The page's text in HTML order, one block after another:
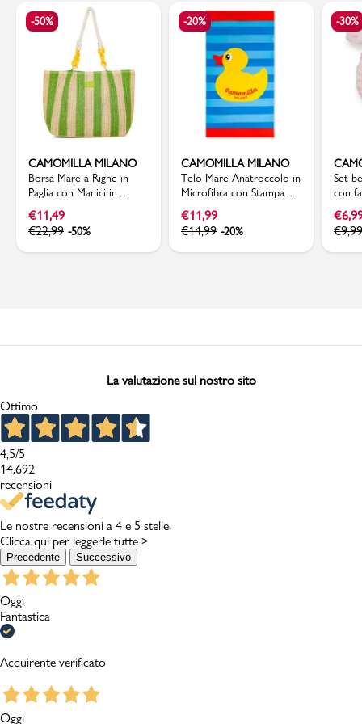
-50%
CAMOMILLA MILANO
Borsa Mare a Righe in
Paglia con Manici in
Corda e Catena Colorata
Camomilla Milano
€11,49
€22,99 -50%
-20%
CAMOMILLA MILANO
Telo Mare Anatroccolo in
Microfibra con Stampa
Colorata e Righe Blu
Camomilla Milano
€11,99
€14,99 -20%
-30%
Set
con
€
€
La valutazione sul nostro sito
Ottimo
4,5/5
14.692
recensioni
Le nostre recensioni a 4 e 5 stelle.
Clicca qui per leggerle tutte >
Precedente Successivo
Oggi
Fantastica
Acquirente verificato
Oggi